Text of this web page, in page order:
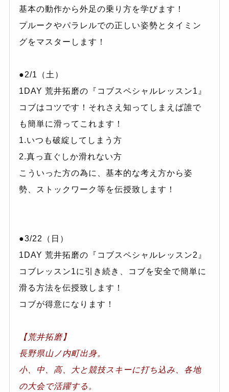
基本の動作から外足の乗り方を学びます！
プルークやパラレルでの正しい姿勢とタイミン
グをマスターします！
●2/1（土）
1DAY 荒井拓磨の『コブスペシャルレッスン1』
コブはコツです！それさえ知ってしまえば誰で
も簡単に滑ってこれます！
1.いつも破綻してしまう方
2.真っ直ぐしか滑れない方
こういった方の為に、基本的な考え方から姿
勢、ストックワーク等を伝授致します！
●3/22（日）
1DAY 荒井拓磨の『コブスペシャルレッスン2』
コブレッスン1に引き続き、コブを安全で簡単に
滑る方法を伝授致します！
コブが得意になります！
【荒井拓磨】
長野県山ノ内町出身。
小、中、高、大と競技スキーに打ち込み、各地
の大会で活躍する。